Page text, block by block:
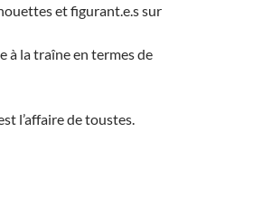
et figurant.e.s sur
à la traîne en termes de
l’affaire de toustes.